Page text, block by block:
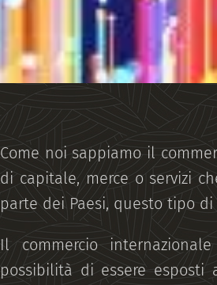
Come noi sappiamo il
di capitale, merce o servizi
parte dei Paesi, questo tipo
Il commercio
possibilità di essere